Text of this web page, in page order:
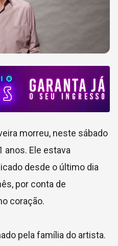
morreu, neste sábado
anos. Ele estava
desde o último dia
por conta de
coração.
pela família do artista.